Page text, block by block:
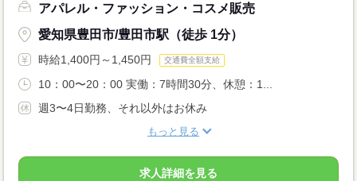
アパレル・ファッション・コスメ販売
愛知県豊田市/豊田市駅（徒歩 1分）
時給1,400円～1,450円 交通費全額支給
10：00〜20：00 実働：7時間30分、休憩：1...
週3〜4日勤務、それ以外はお休み
もっと見る
求人詳細を見る